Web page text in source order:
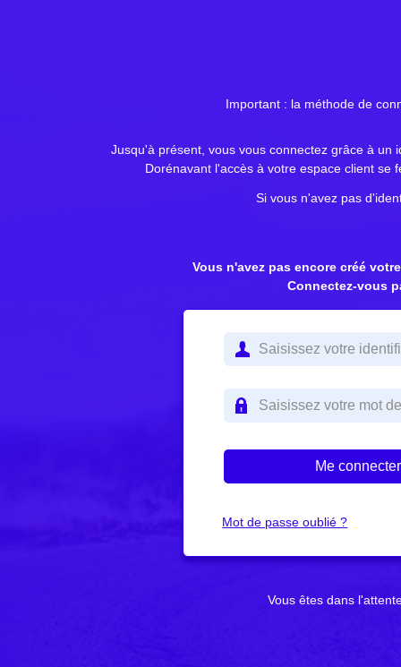
Important : la méthode de
Jusqu'à présent, vous vous connectez grâce à un
Dorénavant l'accès à votre espace client se
Si vous n'avez pas
Vous n'avez pas encore créé
Connectez-vous
Mot de passe oublié ?
Vous êtes dans